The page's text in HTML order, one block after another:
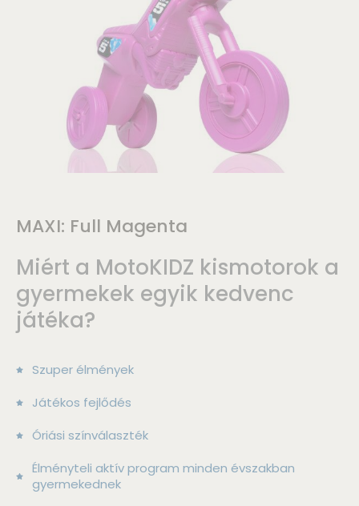
MAXI: Full Magenta
Miért a MotoKIDZ kismotorok a
gyermekek egyik kedvenc
játéka?
Szuper élmények
Játékos fejlődés
Óriási színválaszték
Élményteli aktív program minden évszakban
gyermekednek